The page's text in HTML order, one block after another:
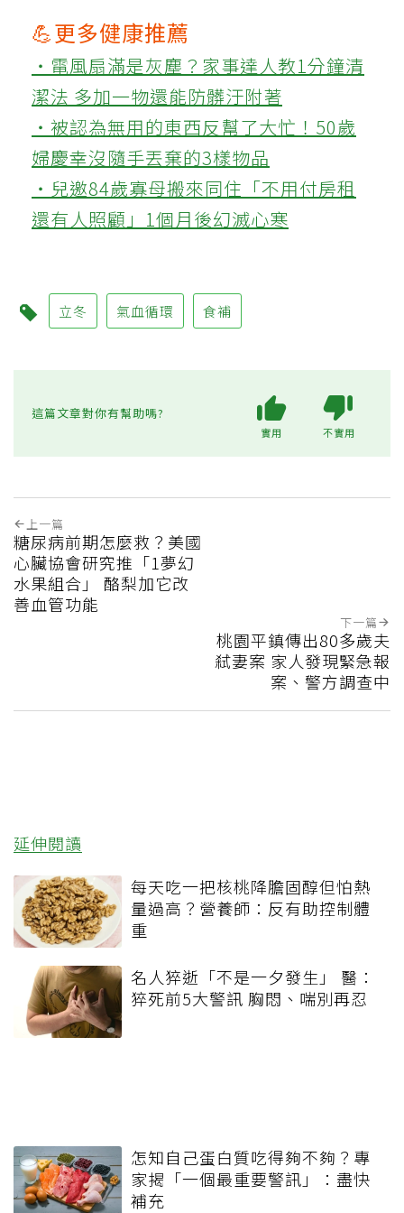
💪更多健康推薦
‧電風扇滿是灰塵？家事達人教1分鐘清
潔法 多加一物還能防髒汙附著
‧被認為無用的東西反幫了大忙！50歲
婦慶幸沒隨手丟棄的3樣物品
‧兒邀84歲寡母搬來同住「不用付房租
還有人照顧」1個月後幻滅心寒
立冬 氣血循環 食補
這篇文章對你有幫助嗎?
實用 不實用
上一篇
糖尿病前期怎麼救？美國
心臟協會研究推「1夢幻
水果組合」 酪梨加它改
善血管功能
下一篇
桃園平鎮傳出80多歲夫
弒妻案 家人發現緊急報
案、警方調查中
延伸閱讀
每天吃一把核桃降膽固醇但怕熱
量過高？營養師：反有助控制體
重
名人猝逝「不是一夕發生」 醫：
猝死前5大警訊 胸悶、喘別再忍
怎知自己蛋白質吃得夠不夠？專
家揭「一個最重要警訊」：盡快
補充